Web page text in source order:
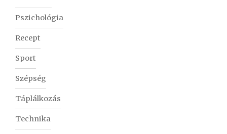
Pszichológia
Recept
Sport
Szépség
Táplálkozás
Technika